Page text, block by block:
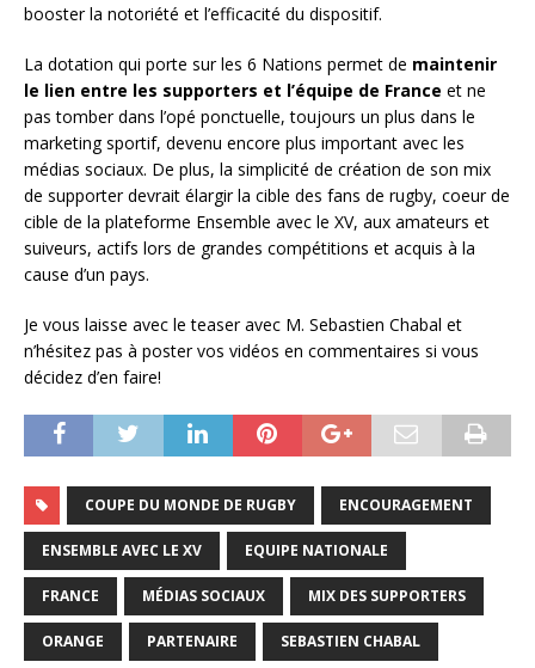
booster la notoriété et l’efficacité du dispositif.
La dotation qui porte sur les 6 Nations permet de maintenir
le lien entre les supporters et l’équipe de France et ne
pas tomber dans l’opé ponctuelle, toujours un plus dans le
marketing sportif, devenu encore plus important avec les
médias sociaux. De plus, la simplicité de création de son mix
de supporter devrait élargir la cible des fans de rugby, coeur de
cible de la plateforme Ensemble avec le XV, aux amateurs et
suiveurs, actifs lors de grandes compétitions et acquis à la
cause d’un pays.
Je vous laisse avec le teaser avec M. Sebastien Chabal et
n’hésitez pas à poster vos vidéos en commentaires si vous
décidez d’en faire!
COUPE DU MONDE DE RUGBY ENCOURAGEMENT
ENSEMBLE AVEC LE XV EQUIPE NATIONALE
FRANCE MÉDIAS SOCIAUX MIX DES SUPPORTERS
ORANGE PARTENAIRE SEBASTIEN CHABAL